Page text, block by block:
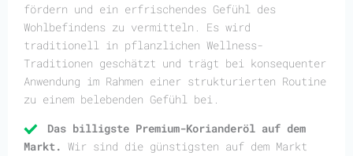
fördern und ein erfrischendes Gefühl des
Wohlbefindens zu vermitteln. Es wird
traditionell in pflanzlichen Wellness-
Traditionen geschätzt und trägt bei konsequenter
Anwendung im Rahmen einer strukturierten Routine
zu einem belebenden Gefühl bei.
Das billigste Premium-Korianderöl auf dem
Markt. Wir sind die günstigsten auf dem Markt